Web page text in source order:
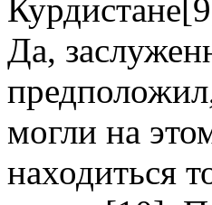
Да,
могли на
находиться